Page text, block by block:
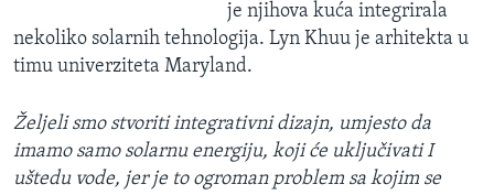
je njihova kuća integrirala
nekoliko solarnih tehnologija. Lyn Khuu je arhitekta u
timu univerziteta Maryland.
Željeli smo stvoriti integrativni dizajn, umjesto da
imamo samo solarnu energiju, koji će uključivati I
uštedu vode, jer je to ogroman problem sa kojim se